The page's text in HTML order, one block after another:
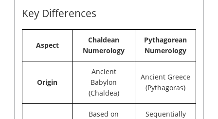
Key Differences
Aspect
Chaldean
Numerology
Pythagorean
Numerology
Origin
Ancient
Babylon
(Chaldea)
Ancient Greece
(Pythagoras)
Based on
Sequentially